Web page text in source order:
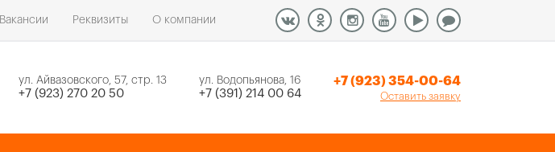
Вакансии Реквизиты О компании
ул. Айвазовского, 57, стр. 13
+7 (923) 270 20 50
ул. Водопьянова, 16
+7 (391) 214 00 64
+7 (923) 354-00-64
Оставить заявку